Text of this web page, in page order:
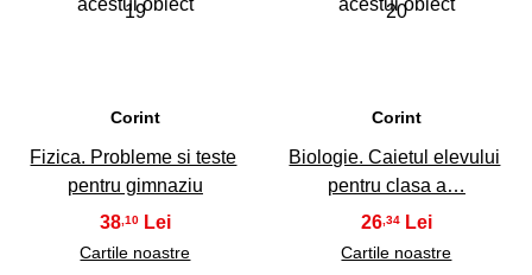
19
Corint
Fizica. Probleme si teste
pentru gimnaziu
38 ,10
Cartile noastre
20
Corint
Biologie. Caietul elevului
pentru clasa a…
26,34
Cartile noastre